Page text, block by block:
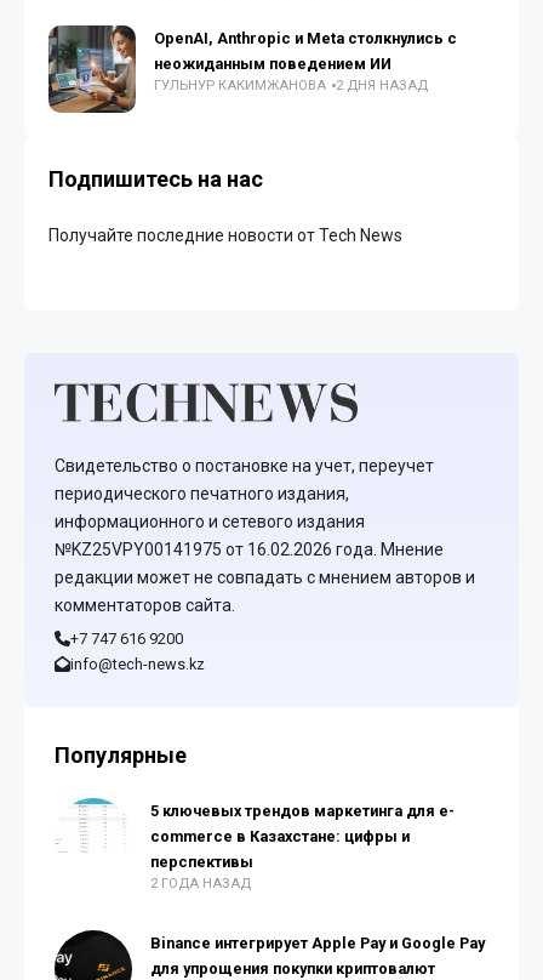
OpenAI, Anthropic и Meta столкнулись с
неожиданным поведением ИИ
ГУЛЬНУР КАКИМЖАНОВА 2 ДНЯ НАЗАД
Подпишитесь на нас
Получайте последние новости от Tech News
Свидетельство о постановке на учет, переучет
периодического печатного издания,
информационного и сетевого издания
№KZ25VPY00141975 от 16.02.2026 года. Мнение
редакции может не совпадать с мнением авторов и
комментаторов сайта.
+7 747 616 9200
info@tech-news.kz
Популярные
5 ключевых трендов маркетинга для e-
commerce в Казахстане: цифры и
перспективы
2 ГОДА НАЗАД
Binance интегрирует Apple Pay и Google Pay
для упрощения покупки криптовалют